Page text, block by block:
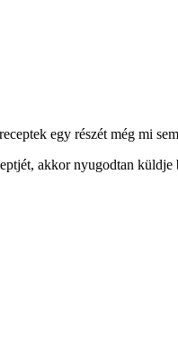
egy részét még mi
akkor nyugodtan